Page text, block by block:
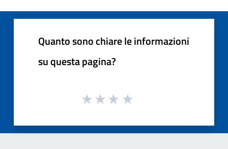
Quanto sono chiare le informazioni
su questa pagina?